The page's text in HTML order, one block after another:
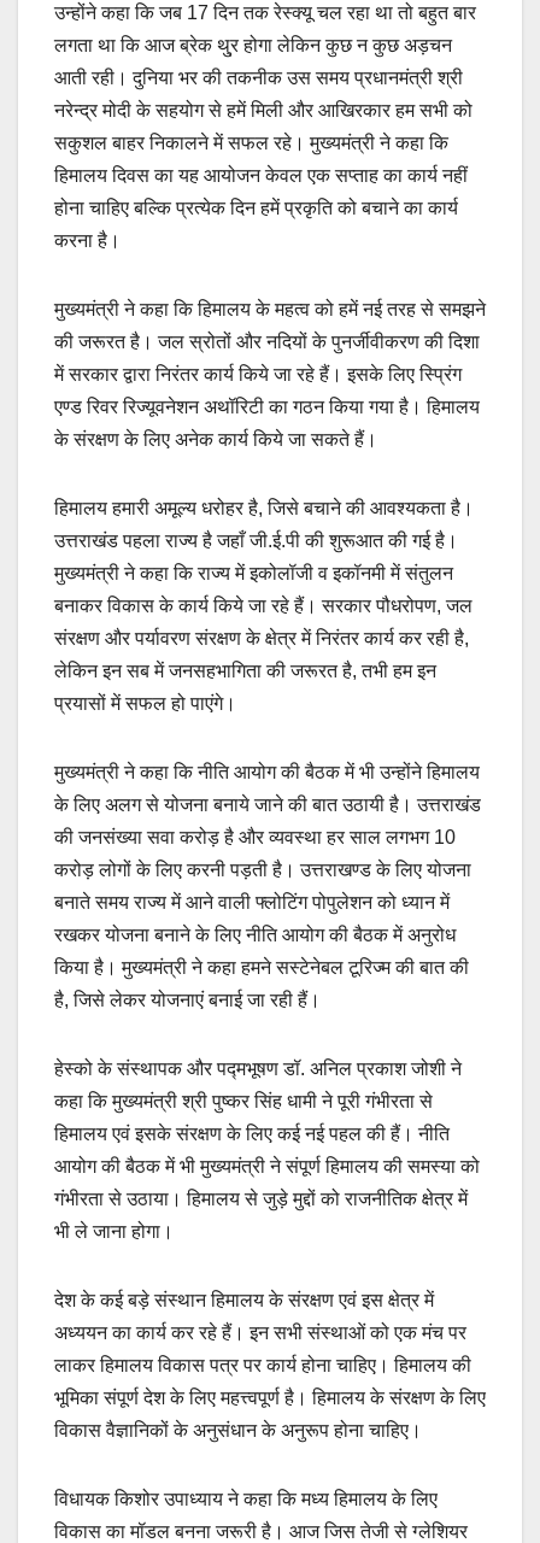
उन्होंने कहा कि जब 17 दिन तक रेस्क्यू चल रहा था तो बहुत बार
लगता था कि आज ब्रेक थु्र होगा लेकिन कुछ न कुछ अड़चन
आती रही। दुनिया भर की तकनीक उस समय प्रधानमंत्री श्री
नरेन्द्र मोदी के सहयोग से हमें मिली और आखिरकार हम सभी को
सकुशल बाहर निकालने में सफल रहे। मुख्यमंत्री ने कहा कि
हिमालय दिवस का यह आयोजन केवल एक सप्ताह का कार्य नहीं
होना चाहिए बल्कि प्रत्येक दिन हमें प्रकृति को बचाने का कार्य
करना है।
मुख्यमंत्री ने कहा कि हिमालय के महत्व को हमें नई तरह से समझने
की जरूरत है। जल स्रोतों और नदियों के पुनर्जीवीकरण की दिशा
में सरकार द्वारा निरंतर कार्य किये जा रहे हैं। इसके लिए स्प्रिंग
एण्ड रिवर रिज्यूवनेशन अथॉरिटी का गठन किया गया है। हिमालय
के संरक्षण के लिए अनेक कार्य किये जा सकते हैं।
हिमालय हमारी अमूल्य धरोहर है, जिसे बचाने की आवश्यकता है।
उत्तराखंड पहला राज्य है जहाँ जी.ई.पी की शुरूआत की गई है।
मुख्यमंत्री ने कहा कि राज्य में इकोलॉजी व इकॉनमी में संतुलन
बनाकर विकास के कार्य किये जा रहे हैं। सरकार पौधरोपण, जल
संरक्षण और पर्यावरण संरक्षण के क्षेत्र में निरंतर कार्य कर रही है,
लेकिन इन सब में जनसहभागिता की जरूरत है, तभी हम इन
प्रयासों में सफल हो पाएंगे।
मुख्यमंत्री ने कहा कि नीति आयोग की बैठक में भी उन्होंने हिमालय
के लिए अलग से योजना बनाये जाने की बात उठायी है। उत्तराखंड
की जनसंख्या सवा करोड़ है और व्यवस्था हर साल लगभग 10
करोड़ लोगों के लिए करनी पड़ती है। उत्तराखण्ड के लिए योजना
बनाते समय राज्य में आने वाली फ्लोटिंग पोपुलेशन को ध्यान में
रखकर योजना बनाने के लिए नीति आयोग की बैठक में अनुरोध
किया है। मुख्यमंत्री ने कहा हमने सस्टेनेबल टूरिज्म की बात की
है, जिसे लेकर योजनाएं बनाई जा रही हैं।
हेस्को के संस्थापक और पद्मभूषण डॉ. अनिल प्रकाश जोशी ने
कहा कि मुख्यमंत्री श्री पुष्कर सिंह धामी ने पूरी गंभीरता से
हिमालय एवं इसके संरक्षण के लिए कई नई पहल की हैं। नीति
आयोग की बैठक में भी मुख्यमंत्री ने संपूर्ण हिमालय की समस्या को
गंभीरता से उठाया। हिमालय से जुड़े मुद्दों को राजनीतिक क्षेत्र में
भी ले जाना होगा।
देश के कई बड़े संस्थान हिमालय के संरक्षण एवं इस क्षेत्र में
अध्ययन का कार्य कर रहे हैं। इन सभी संस्थाओं को एक मंच पर
लाकर हिमालय विकास पत्र पर कार्य होना चाहिए। हिमालय की
भूमिका संपूर्ण देश के लिए महत्त्वपूर्ण है। हिमालय के संरक्षण के लिए
विकास वैज्ञानिकों के अनुसंधान के अनुरूप होना चाहिए।
विधायक किशोर उपाध्याय ने कहा कि मध्य हिमालय के लिए
विकास का मॉडल बनना जरूरी है। आज जिस तेजी से ग्लेशियर